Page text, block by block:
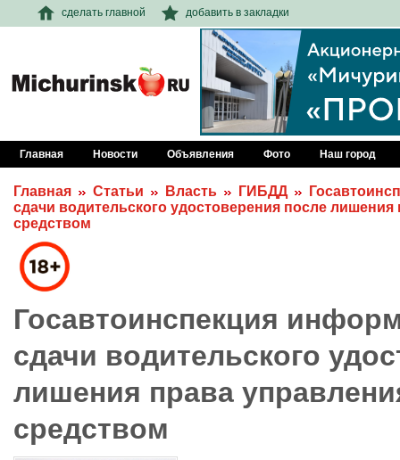
сделать главной добавить в закладки
Главная Новости Объявления Фото Наш город
Главная Статьи Власть ГИБДД
сдачи водительского удостоверения после
средством
Госавтоинспекция
сдачи водительского
лишения права
средством